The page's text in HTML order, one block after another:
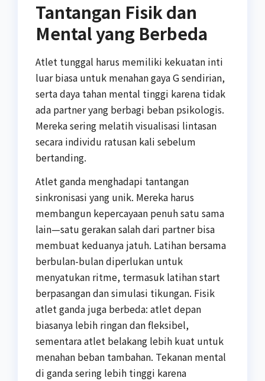
Tantangan Fisik dan
Mental yang Berbeda
Atlet tunggal harus memiliki kekuatan inti
luar biasa untuk menahan gaya G sendirian,
serta daya tahan mental tinggi karena tidak
ada partner yang berbagi beban psikologis.
Mereka sering melatih visualisasi lintasan
secara individu ratusan kali sebelum
bertanding.
Atlet ganda menghadapi tantangan
sinkronisasi yang unik. Mereka harus
membangun kepercayaan penuh satu sama
lain—satu gerakan salah dari partner bisa
membuat keduanya jatuh. Latihan bersama
berbulan-bulan diperlukan untuk
menyatukan ritme, termasuk latihan start
berpasangan dan simulasi tikungan. Fisik
atlet ganda juga berbeda: atlet depan
biasanya lebih ringan dan fleksibel,
sementara atlet belakang lebih kuat untuk
menahan beban tambahan. Tekanan mental
di ganda sering lebih tinggi karena